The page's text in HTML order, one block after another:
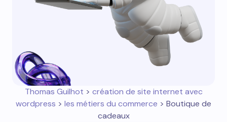
Thomas Guilhot > création de site internet avec
wordpress > les métiers du commerce > Boutique de
cadeaux